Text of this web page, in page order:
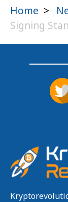
Home >
Signing